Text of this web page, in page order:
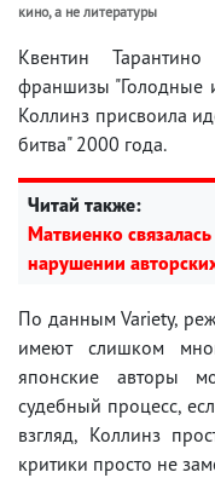
кино, а не литературы
Квентин
франшизы "Голодные
Коллинз присвоила
битва" 2000 года.
Читай также:
Матвиенко
нарушении
По данным Variety,
имеют слишком
японские авторы
судебный процесс,
взгляд, Коллинз
критики просто не